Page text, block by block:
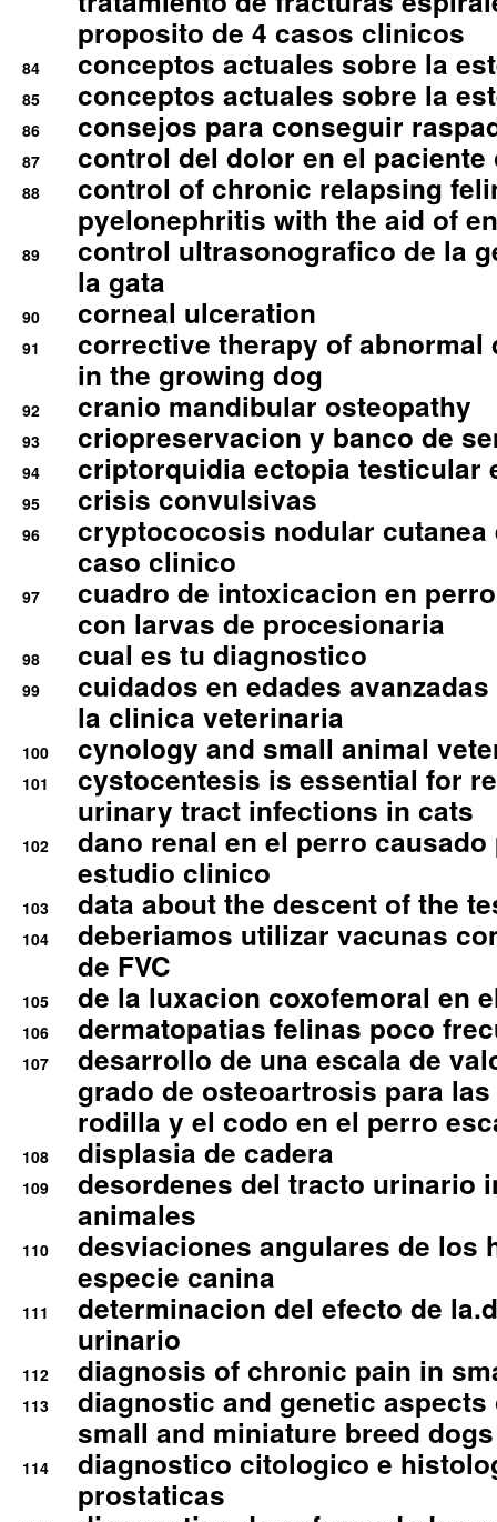
proposito de 4 casos clinicos
84 conceptos actuales sobre la
85 conceptos actuales sobre la
86 consejos para conseguir
87 control del dolor en el
88
control of chronic relapsing
pyelonephritis with the aid of
89
control ultrasonografico de la
la gata
90 corneal ulceration
91
corrective therapy of abnormal
in the growing dog
92 cranio mandibular osteopathy
93 criopreservacion y banco de
94 criptorquidia ectopia testicular
95 crisis convulsivas
96
cryptococosis nodular cutanea
caso clinico
97
cuadro de intoxicacion en
con larvas de procesionaria
98 cual es tu diagnostico
99
cuidados en edades
la clinica veterinaria
100 cynology and small animal
101
cystocentesis is essential for
urinary tract infections in cats
102
dano renal en el perro
estudio clinico
103 data about the descent of the
104
deberiamos utilizar vacunas
de FVC
105 de la luxacion coxofemoral en
106 dermatopatias felinas poco
107
desarrollo de una escala de
grado de osteoartrosis para
rodilla y el codo en el perro
108 displasia de cadera
109
desordenes del tracto urinario
animales
110
desviaciones angulares de los
especie canina
111
determinacion del efecto de
urinario
112 diagnosis of chronic pain in
113
diagnostic and genetic
small and miniature breed
114
diagnostico citologico e
prostaticas